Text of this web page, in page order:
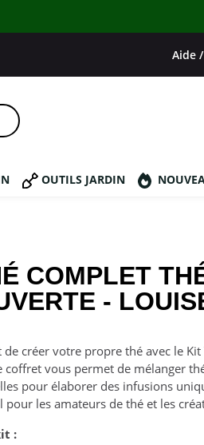
Aide
OUTILS JARDIN
COMPLET
-
de créer votre propre thé avec le Kit
coffret vous permet de mélanger
pour élaborer des infusions
pour les amateurs de thé et les
: